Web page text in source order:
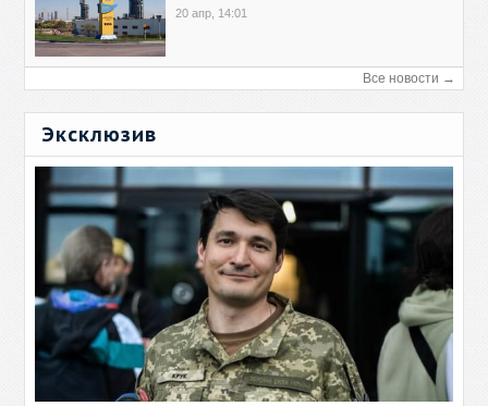
20 апр, 14:01
Все новости →
Эксклюзив